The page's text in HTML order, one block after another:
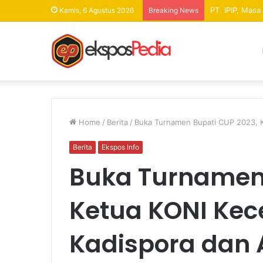
Kamis, 6 Agustus 2026 Breaking News PT. IPIP,
Home / Berita / Buka Turnamen Bupati CUP 2023,
Berita Ekspos Info
Buka
Ketua KONI
Kadispora dan